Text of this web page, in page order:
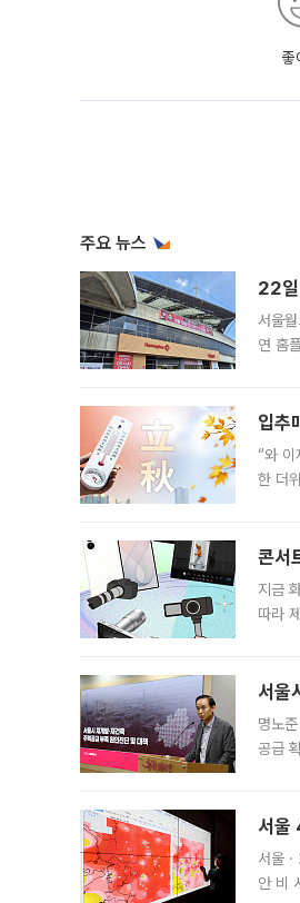
좋
주요 뉴스
22일
서울
연 홈
입추
“와 이
한 더
콘서
지금
따라
서울
명노
공급
서울
서울
안 비